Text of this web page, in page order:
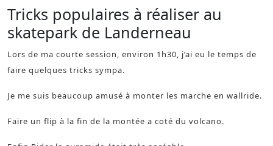
Tricks populaires à réaliser au
skatepark de Landerneau
Lors de ma courte session, environ 1h30, j’ai eu le temps de
faire quelques tricks sympa.
Je me suis beaucoup amusé à monter les marche en wallride.
Faire un flip à la fin de la montée a coté du volcano.